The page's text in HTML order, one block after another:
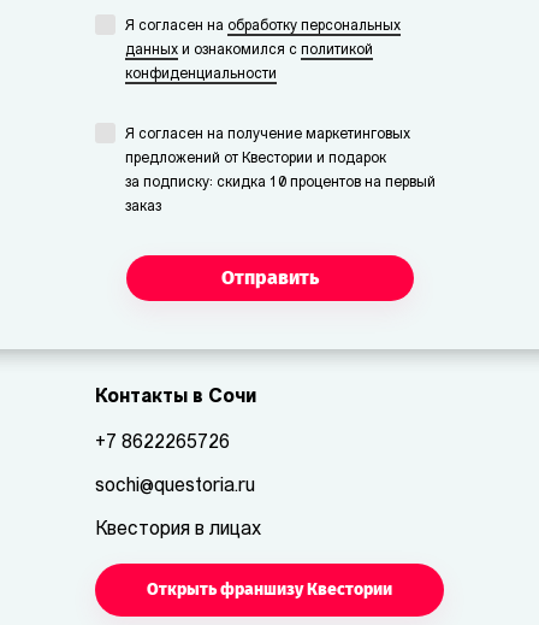
Я согласен на обработку персональных
данных и ознакомился с политикой
конфиденциальности
Я согласен на получение маркетинговых
предложений от Квестории и подарок
за подписку: скидка 10 процентов на первый
заказ
Отправить
Контакты в Сочи
+7 8622265726
sochi@questoria.ru
Квестория в лицах
Открыть франшизу Квестории